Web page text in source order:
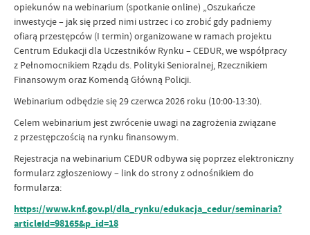
opiekunów na webinarium (spotkanie online) „Oszukańcze
inwestycje – jak się przed nimi ustrzec i co zrobić gdy padniemy
ofiarą przestępców (I termin) organizowane w ramach projektu
Centrum Edukacji dla Uczestników Rynku – CEDUR, we współpracy
z Pełnomocnikiem Rządu ds. Polityki Senioralnej, Rzecznikiem
Finansowym oraz Komendą Główną Policji.
Webinarium odbędzie się 29 czerwca 2026 roku (10:00-13:30).
Celem webinarium jest zwrócenie uwagi na zagrożenia związane
z przestępczością na rynku finansowym.
Rejestracja na webinarium CEDUR odbywa się poprzez elektroniczny
formularz zgłoszeniowy – link do strony z odnośnikiem do
formularza:
https://www.knf.gov.pl/dla_rynku/edukacja_cedur/seminaria?
articleId=98165&p_id=18